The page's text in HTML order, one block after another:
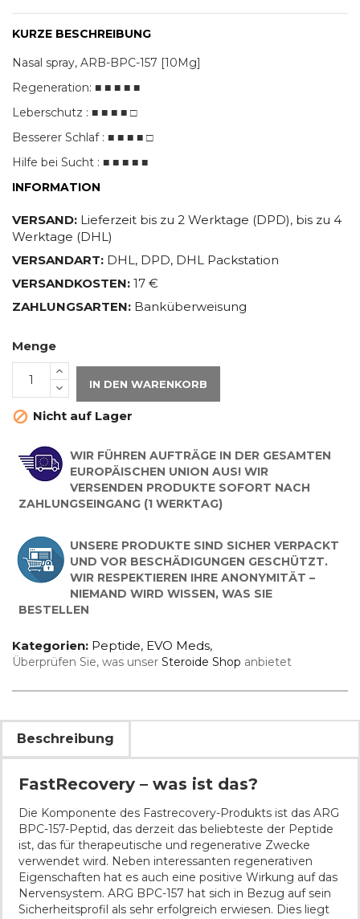
KURZE BESCHREIBUNG
Nasal spray, ARB-BPC-157 [10Mg]
Regeneration: ■ ■ ■ ■ ■
Leberschutz : ■ ■ ■ ■ □
Besserer Schlaf : ■ ■ ■ ■ □
Hilfe bei Sucht : ■ ■ ■ ■ ■
INFORMATION
VERSAND: Lieferzeit bis zu 2 Werktage (DPD), bis zu 4
Werktage (DHL)
VERSANDART: DHL, DPD, DHL Packstation
VERSANDKOSTEN: 17 €
ZAHLUNGSARTEN: Banküberweisung
Menge
IN DEN WARENKORB
 Nicht auf Lager
WIR FÜHREN AUFTRÄGE IN DER GESAMTEN
EUROPÄISCHEN UNION AUS! WIR
VERSENDEN PRODUKTE SOFORT NACH
ZAHLUNGSEINGANG (1 WERKTAG)
UNSERE PRODUKTE SIND SICHER VERPACKT
UND VOR BESCHÄDIGUNGEN GESCHÜTZT.
WIR RESPEKTIEREN IHRE ANONYMITÄT –
NIEMAND WIRD WISSEN, WAS SIE
BESTELLEN
Kategorien: Peptide, EVO Meds,
Überprüfen Sie, was unser Steroide Shop anbietet
Beschreibung
FastRecovery – was ist das?
Die Komponente des Fastrecovery-Produkts ist das ARG
BPC-157-Peptid, das derzeit das beliebteste der Peptide
ist, das für therapeutische und regenerative Zwecke
verwendet wird. Neben interessanten regenerativen
Eigenschaften hat es auch eine positive Wirkung auf das
Nervensystem. ARG BPC-157 hat sich in Bezug auf sein
Sicherheitsprofil als sehr erfolgreich erwiesen. Dies liegt